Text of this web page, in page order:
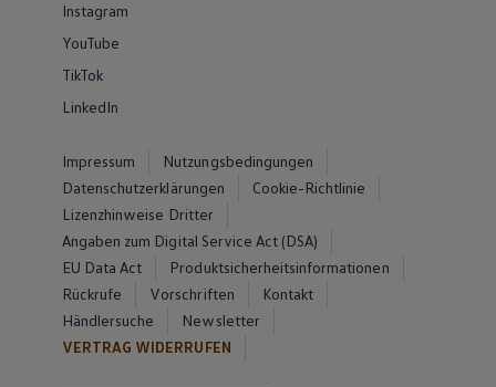
Instagram
YouTube
TikTok
LinkedIn
Impressum
Nutzungsbedingungen
Datenschutzerklärungen
Cookie-Richtlinie
Lizenzhinweise Dritter
Angaben zum Digital Service Act (DSA)
EU Data Act
Produktsicherheitsinformationen
Rückrufe
Vorschriften
Kontakt
Händlersuche
Newsletter
VERTRAG WIDERRUFEN